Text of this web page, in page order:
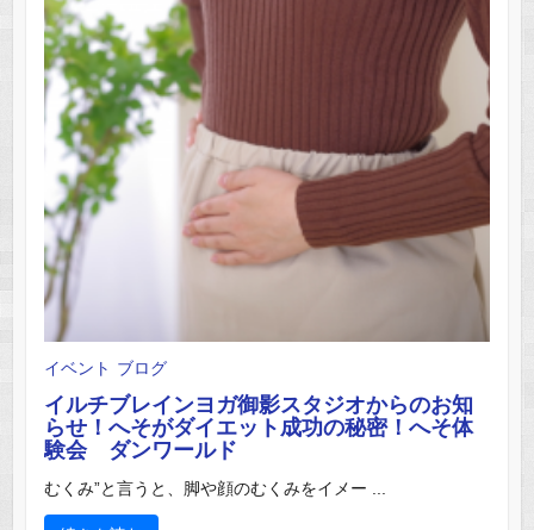
イベント ブログ
イルチブレインヨガ御影スタジオからのお知
らせ！へそがダイエット成功の秘密！へそ体
験会 ダンワールド
むくみ”と言うと、脚や顔のむくみをイメー ...